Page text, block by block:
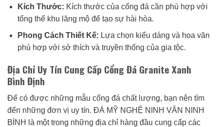
Kích Thước: Kích thước của cổng đá cần phù hợp với
tổng thể khu lăng mộ để tạo sự hài hòa.
Phong Cách Thiết Kế: Lựa chọn kiểu dáng và hoa văn
phù hợp với sở thích và truyền thống của gia tộc.
Địa Chỉ Uy Tín Cung Cấp Cổng Đá Granite Xanh
Bình Định
Để có được những mẫu cổng đá chất lượng, bạn nên tìm
đến những đơn vị uy tín. ĐÁ MỸ NGHỆ NINH VÂN NINH
BÌNH là một trong những địa chỉ hàng đầu cung cấp các